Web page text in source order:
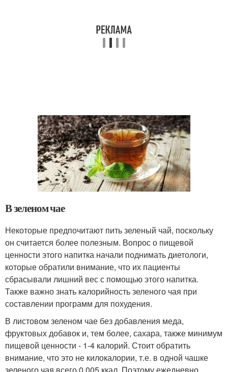
В зеленом чае
Некоторые предпочитают пить зеленый чай, поскольку
он считается более полезным. Вопрос о пищевой
ценности этого напитка начали поднимать диетологи,
которые обратили внимание, что их пациенты
сбрасывали лишний вес с помощью этого напитка.
Также важно знать калорийность зеленого чая при
составлении программ для похудения.
В листовом зеленом чае без добавления меда,
фруктовых добавок и, тем более, сахара, также минимум
пищевой ценности - 1-4 калорий. Стоит обратить
внимание, что это не килокалории, т.е. в одной чашке